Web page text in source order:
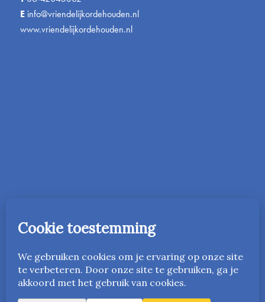
E info@vriendelijkordehouden.nl
www.vriendelijkordehouden.nl
gestart in Nederland. Vanaf 2023 is deze ook beschikbaar
in het Engels alswww.friendlyandfairteaching.com